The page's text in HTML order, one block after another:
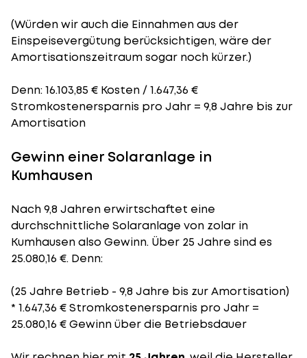
(Würden wir auch die Einnahmen aus der
Einspeisevergütung berücksichtigen, wäre der
Amortisationszeitraumsogar noch kürzer.)
Denn: 16.103,85 € Kosten / 1.647,36 €
Stromkostenersparnis pro Jahr = 9,8 Jahre bis zur
Amortisation
Gewinn einer Solaranlage in
Kumhausen
Nach 9,8 Jahren erwirtschaftet eine
durchschnittliche Solaranlage von zolar in
Kumhausen also Gewinn. Über 25 Jahre sind es
25.080,16 €. Denn:
(25 Jahre Betrieb - 9,8 Jahre bis zur Amortisation)
* 1.647,36 € Stromkostenersparnis pro Jahr =
25.080,16 € Gewinn über die Betriebsdauer